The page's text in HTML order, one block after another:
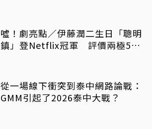
噓！劇亮點／伊藤潤二生日「聰明
鎮」登Netflix冠軍 評價兩極5大
從一場線下衝突到泰中網路論戰：
GMM引起了2026泰中大戰？